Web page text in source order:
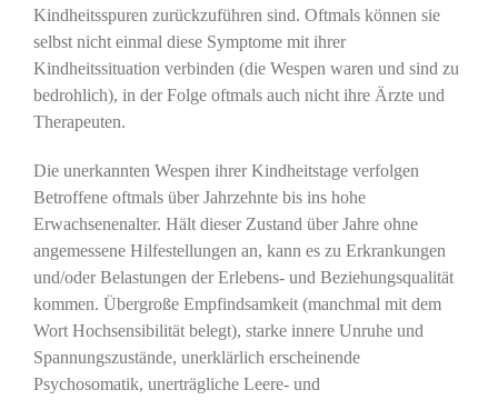
Kindheitsspuren zurückzuführen sind. Oftmals können sie
selbst nicht einmal diese Symptome mit ihrer
Kindheitssituation verbinden (die Wespen waren und sind zu
bedrohlich), in der Folge oftmals auch nicht ihre Ärzte und
Therapeuten.
Die unerkannten Wespen ihrer Kindheitstage verfolgen
Betroffene oftmals über Jahrzehnte bis ins hohe
Erwachsenenalter. Hält dieser Zustand über Jahre ohne
angemessene Hilfestellungen an, kann es zu Erkrankungen
und/oder Belastungen der Erlebens- und Beziehungsqualität
kommen. Übergroße Empfindsamkeit (manchmal mit dem
Wort Hochsensibilität belegt), starke innere Unruhe und
Spannungszustände, unerklärlich erscheinende
Psychosomatik, unerträgliche Leere- und